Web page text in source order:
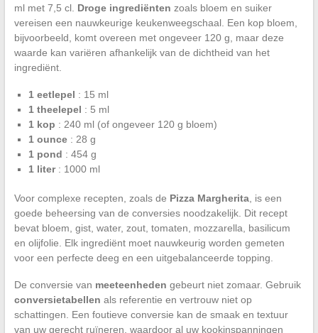
ml met 7,5 cl. Droge ingrediënten zoals bloem en suiker
vereisen een nauwkeurige keukenweegschaal. Een kop bloem,
bijvoorbeeld, komt overeen met ongeveer 120 g, maar deze
waarde kan variëren afhankelijk van de dichtheid van het
ingrediënt.
1 eetlepel : 15 ml
1 theelepel : 5 ml
1 kop : 240 ml (of ongeveer 120 g bloem)
1 ounce: 28 g
1 pond : 454 g
1 liter: 1000 ml
Voor complexe recepten, zoals de Pizza Margherita, is een
goede beheersing van de conversies noodzakelijk. Dit recept
bevat bloem, gist, water, zout, tomaten, mozzarella, basilicum
en olijfolie. Elk ingrediënt moet nauwkeurig worden gemeten
voor een perfecte deeg en een uitgebalanceerde topping.
De conversie van meeteenheden gebeurt niet zomaar. Gebruik
conversietabellen als referentie en vertrouw niet op
schattingen. Een foutieve conversie kan de smaak en textuur
van uw gerecht ruïneren, waardoor al uw kookinspanningen